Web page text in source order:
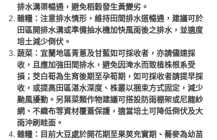
排水溝渠暢通，避免稻穀發生黃變劣。
雜糧：注意排水情形，維持田間排水道暢通，建議可於
田區開排水溝或準備抽水機加快風雨後之排水，並適度
培土減少倒伏。
蔬菜：宜蘭地區青蔥及甘藍如可採收者，亦請儘速採
收，且應加強田間排水，避免因淹水而致植株根系受
損；茭白筍為生育後期至孕筍期，如可採收者請提早採
收，或提高田區湛水深度、株叢以捆束方式固定，減少
颱風擾動。另葉菜類作物建議可搭設防雨棚架或尼龍紗
網、不織布等資材覆蓋保護，適當培土可降低倒伏及大
雨沖刷畦面。
雜糧：目前大豆處於開花期至果莢充實期、蕎麥為幼苗